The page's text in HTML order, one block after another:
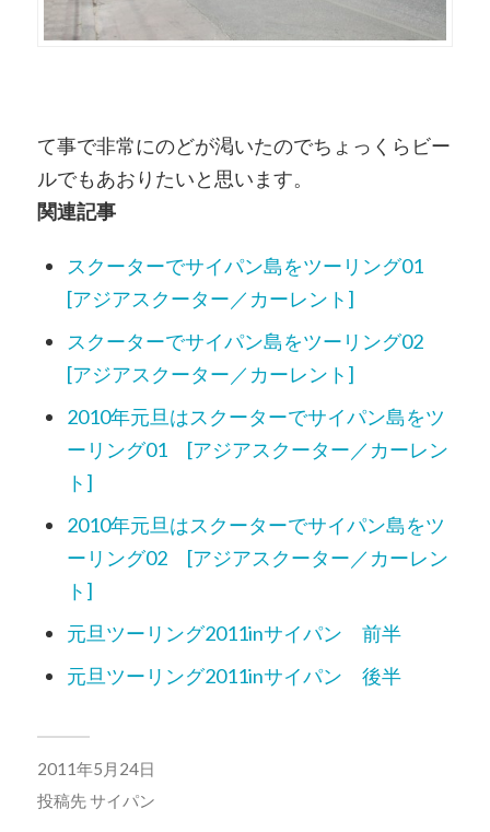
て事で非常にのどが渇いたのでちょっくらビー
ルでもあおりたいと思います。
関連記事
スクーターでサイパン島をツーリング01
[アジアスクーター／カーレント]
スクーターでサイパン島をツーリング02
[アジアスクーター／カーレント]
2010年元旦はスクーターでサイパン島をツ
ーリング01 [アジアスクーター／カーレン
ト]
2010年元旦はスクーターでサイパン島をツ
ーリング02 [アジアスクーター／カーレン
ト]
元旦ツーリング2011inサイパン 前半
元旦ツーリング2011inサイパン 後半
2011年5月24日
投稿先サイパン